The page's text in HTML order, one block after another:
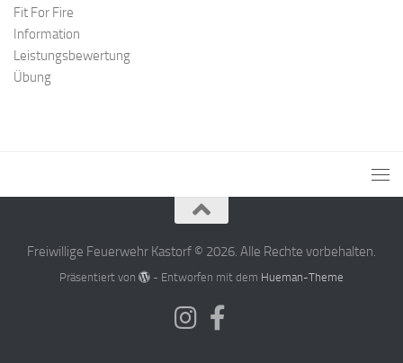
Fit For Fire
Information
Leistungsbewertung
Übung
Freiwillige Feuerwehr Kastorf © 2026. Alle Rechte vorbehalten.
Präsentiert von - Entworfen mit dem Hueman-Theme